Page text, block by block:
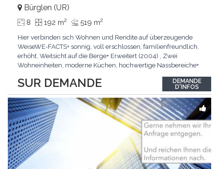
SUR DEMANDE
Bürglen (UR)
8 192 m2 519 m2
Hier verbinden sich Wohnen und Rendite auf überzeugende
WeiseWE-FACTS+ sonnig, voll erschlossen, familienfreundlich,
erhöht, Weitsicht auf die Berge+ Erweitert (2004) , Zwei
Wohneinheiten, moderne Küchen, hochwertige Nassbereiche+
AussenparkplätzePasst für:Familien, Unternehmer, Paare,
SingleKLARTEXT: Zwei Wohneinheiten im neuwertigen
Zustand...
DEMANDE
D'INFOS